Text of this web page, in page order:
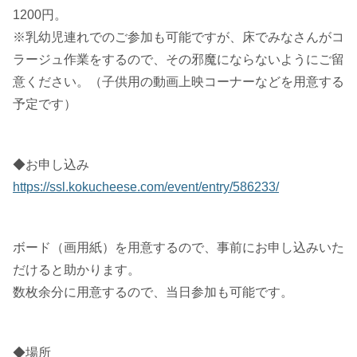
1200円。
※乳幼児連れでのご参加も可能ですが、床でみなさんがコ
ラージュ作業をするので、その邪魔にならないようにご留
意ください。（子供用の動画上映コーナーなどを用意する
予定です）
◆お申し込み
https://ssl.kokucheese.com/event/entry/586233/
ボード（画用紙）を用意するので、事前にお申し込みいた
だけると助かります。
数枚余分に用意するので、当日参加も可能です。
◆場所